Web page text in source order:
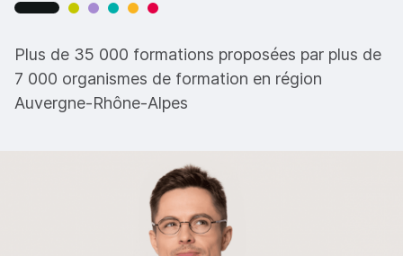
Plus de 35 000 formations proposées par plus de
7 000 organismes de formation en région
Auvergne-Rhône-Alpes